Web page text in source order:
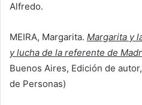
MEIRA, Margarita. Margarita y
y lucha de la referente de
Buenos Aires, Edición de
de Personas)